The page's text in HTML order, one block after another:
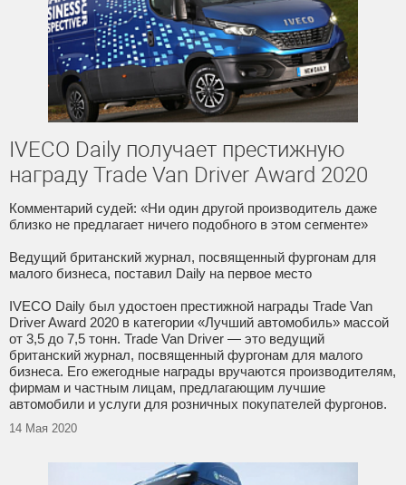
IVECO Daily получает престижную
награду Trade Van Driver Award 2020
Комментарий судей: «Ни один другой производитель даже
близко не предлагает ничего подобного в этом сегменте»
Ведущий британский журнал, посвященный фургонам для
малого бизнеса, поставил Daily на первое место
IVECO Daily был удостоен престижной награды Trade Van
Driver Award 2020 в категории «Лучший автомобиль» массой
от 3,5 до 7,5 тонн. Trade Van Driver — это ведущий
британский журнал, посвященный фургонам для малого
бизнеса. Его ежегодные награды вручаются производителям,
фирмам и частным лицам, предлагающим лучшие
автомобили и услуги для розничных покупателей фургонов.
14 Мая 2020